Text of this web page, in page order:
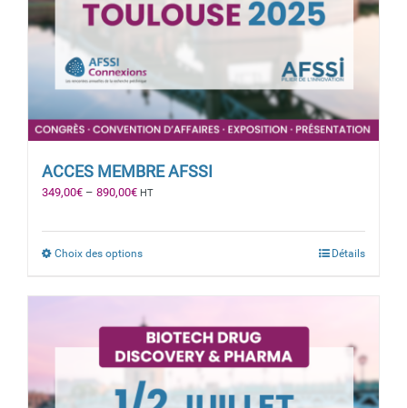
ACCES MEMBRE AFSSI
349,00€ – 890,00€ HT
Choix des options Détails